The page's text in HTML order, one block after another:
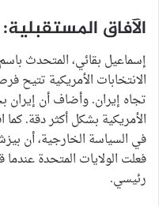
الآفاق
إسماعيل بقائي، المتحدث باسم
الانتخابات الأمريكية تتيح
تجاه إيران. وأضاف أن إيران
الأمريكية بشكل أكثر دقة.
في السياسة الخارجية، أن
فعلت الولايات المتحدة
رئيسي.